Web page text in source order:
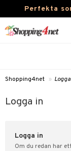
Perfekta
Kontaktlinser
Hälsokost
Fitness
Shopping4net »
Logga in
Logga in
Om du redan har